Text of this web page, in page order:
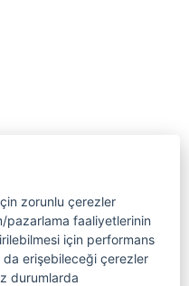
zorunlu çerezler
pazarlama faaliyetlerinin
için performans
da erişebileceği çerezler
durumlarda